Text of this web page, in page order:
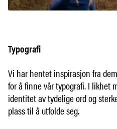
Typografi
Vi har hentet inspirasjon fra
for å finne vår typografi. I likhet
identitet av tydelige ord og
plass til å utfolde seg.